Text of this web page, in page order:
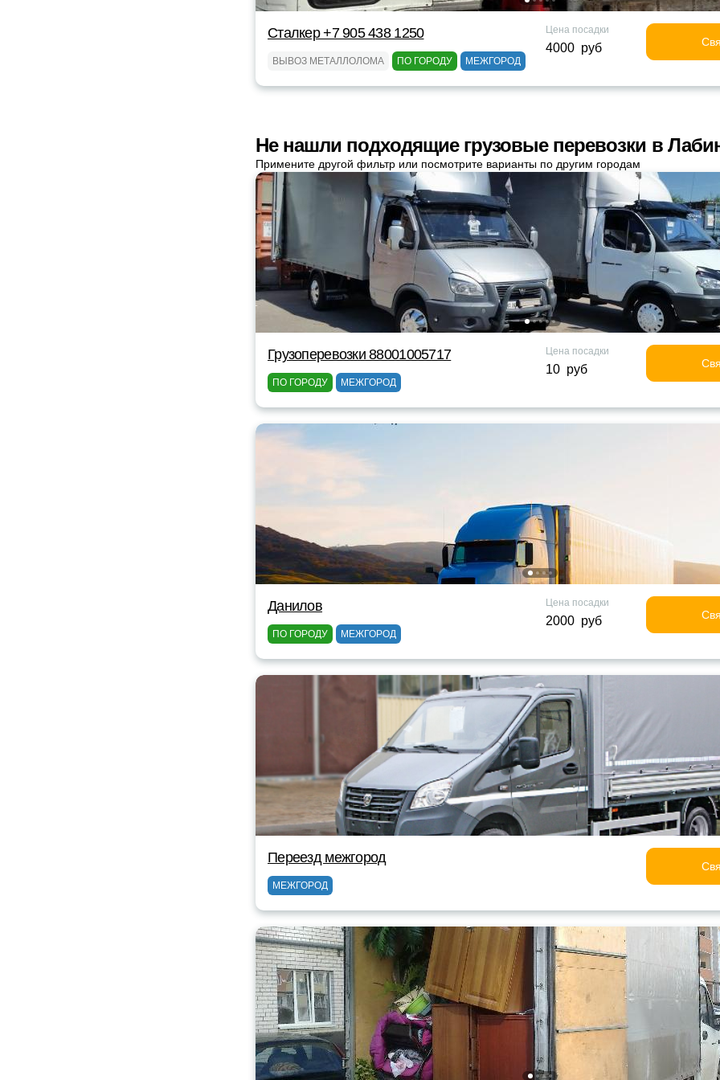
Сталкер +7 905 438 1250
ВЫВОЗ МЕТАЛЛОЛОМА ПО ГОРОДУ МЕЖГОРОД
Цена посадки
4000 руб
Не нашли подходящие грузовые перевозки в
Примените другой фильтр или посмотрите варианты по другим городам
Грузоперевозки 88001005717
ПО ГОРОДУ МЕЖГОРОД
Цена посадки
10 руб
Данилов
ПО ГОРОДУ МЕЖГОРОД
Цена посадки
2000 руб
Переезд межгород
МЕЖГОРОД